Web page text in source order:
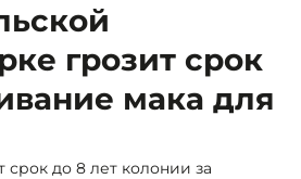
грозит срок
мака для
срок до 8 лет колонии за